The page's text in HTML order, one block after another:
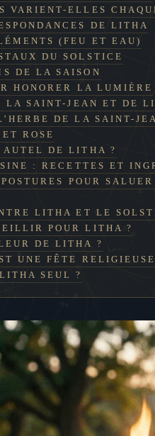
VARIENT-ELLES
DE LITHA
(FEU ET EAU)
DU SOLSTICE
DE LA SAISON
HONORER LA LUMIÈRE
LA SAINT-JEAN ET DE
DE LA SAINT-
ROSE
AUTEL DE LITHA ?
: RECETTES ET
POUR
LITHA ET LE
POUR LITHA ?
DE LITHA ?
UNE FÊTE
SEUL ?